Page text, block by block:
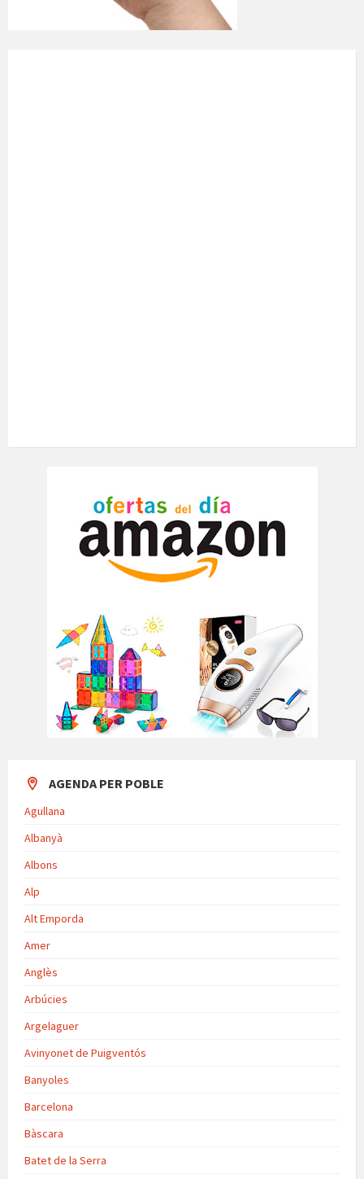
AGENDA PER POBLE
Agullana
Albanyà
Albons
Alp
Alt Emporda
Amer
Anglès
Arbúcies
Argelaguer
Avinyonet de Puigventós
Banyoles
Barcelona
Bàscara
Batet de la Serra